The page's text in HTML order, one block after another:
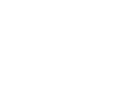
mie storie che io